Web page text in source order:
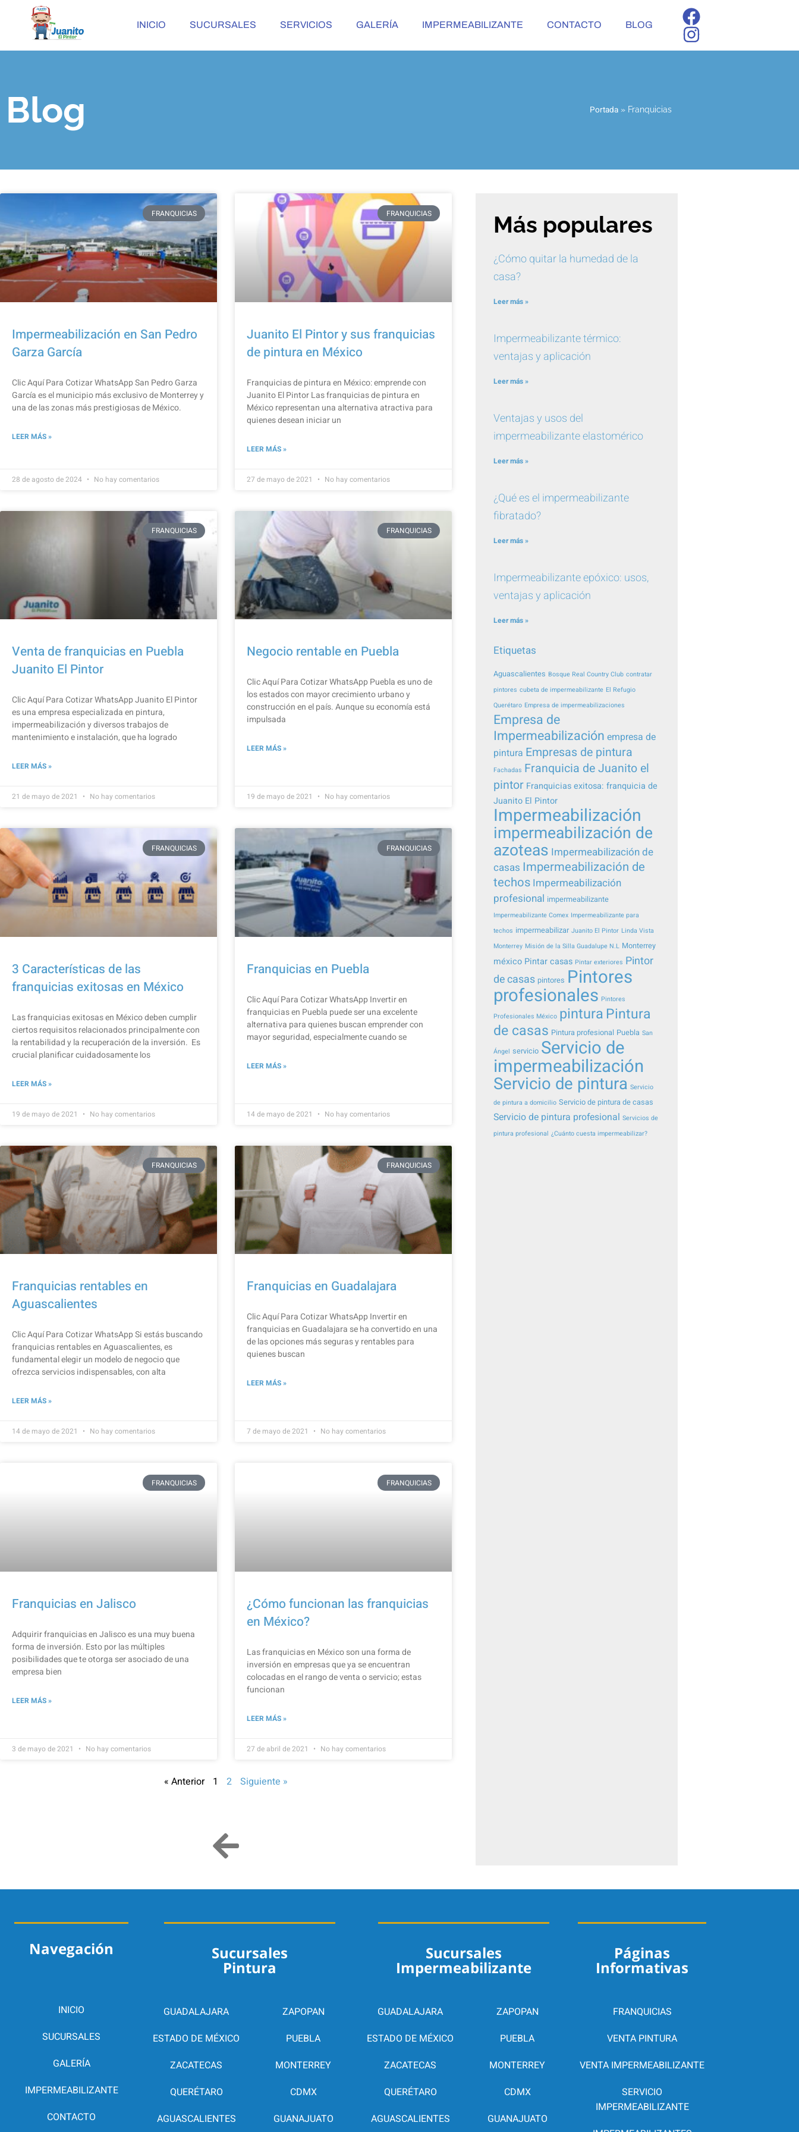
INICIO SUCURSALES SERVICIOS GALERÍA IMPERMEABILIZANTE CONTACTO BLOG
Blog Portada » Franquicias
FRANQUICIAS
Impermeabilización en San Pedro
Garza García
Clic Aquí Para Cotizar​ WhatsApp San Pedro Garza
García es el municipio más exclusivo de Monterrey y
una de las zonas más prestigiosas de México.
LEER MÁS »
28 de agosto de 2024 No hay comentarios
FRANQUICIAS
Juanito El Pintor y sus franquicias
de pintura en México
Franquicias de pintura en México: emprende con
Juanito El Pintor Las franquicias de pintura en
México representan una alternativa atractiva para
quienes desean iniciar un
LEER MÁS »
27 de mayo de 2021 No hay comentarios
FRANQUICIAS
Venta de franquicias en Puebla
Juanito El Pintor
Clic Aquí Para Cotizar​ WhatsApp Juanito El Pintor
es una empresa especializada en pintura,
impermeabilización y diversos trabajos de
mantenimiento e instalación, que ha logrado
LEER MÁS »
21 de mayo de 2021 No hay comentarios
FRANQUICIAS
Negocio rentable en Puebla
Clic Aquí Para Cotizar​ WhatsApp Puebla es uno de
los estados con mayor crecimiento urbano y
construcción en el país. Aunque su economía está
impulsada
LEER MÁS »
19 de mayo de 2021 No hay comentarios
FRANQUICIAS
3 Características de las
franquicias exitosas en México
Las franquicias exitosas en México deben cumplir
ciertos requisitos relacionados principalmente con
la rentabilidad y la recuperación de la inversión. Es
crucial planificar cuidadosamente los
LEER MÁS »
19 de mayo de 2021 No hay comentarios
FRANQUICIAS
Franquicias en Puebla
Clic Aquí Para Cotizar​ WhatsApp Invertir en
franquicias en Puebla puede ser una excelente
alternativa para quienes buscan emprender con
mayor seguridad, especialmente cuando se
LEER MÁS »
14 de mayo de 2021 No hay comentarios
FRANQUICIAS
Franquicias rentables en
Aguascalientes
Clic Aquí Para Cotizar​ WhatsApp Si estás buscando
franquicias rentables en Aguascalientes, es
fundamental elegir un modelo de negocio que
ofrezca servicios indispensables, con alta
LEER MÁS »
14 de mayo de 2021 No hay comentarios
FRANQUICIAS
Franquicias en Guadalajara
Clic Aquí Para Cotizar​ WhatsApp Invertir en
franquicias en Guadalajara se ha convertido en una
de las opciones más seguras y rentables para
quienes buscan
LEER MÁS »
7 de mayo de 2021 No hay comentarios
FRANQUICIAS
Franquicias en Jalisco
Adquirir franquicias en Jalisco es una muy buena
forma de inversión. Esto por las múltiples
posibilidades que te otorga ser asociado de una
empresa bien
LEER MÁS »
3 de mayo de 2021 No hay comentarios
FRANQUICIAS
¿Cómo funcionan las franquicias
en México?
Las franquicias en México son una forma de
inversión en empresas que ya se encuentran
colocadas en el rango de venta o servicio; estas
funcionan
LEER MÁS »
27 de abril de 2021 No hay comentarios
« Anterior 1 2 Siguiente »
Más populares
¿Cómo quitar la humedad de la
casa?
Leer más »
Impermeabilizante térmico:
ventajas y aplicación
Leer más »
Ventajas y usos del
impermeabilizante elastomérico
Leer más »
¿Qué es el impermeabilizante
fibratado?
Leer más »
Impermeabilizante epóxico: usos,
ventajas y aplicación
Leer más »
Etiquetas
Aguascalientes Bosque Real Country Club contratar
pintores cubeta de impermeabilizante El Refugio
Querétaro Empresa de impermeabilizaciones
Empresa de
Impermeabilización empresa de
pintura Empresas de pintura
Fachadas Franquicia de Juanito el
pintor Franquicias exitosa: franquicia de
Juanito El Pintor
Impermeabilización
impermeabilización de
azoteas Impermeabilización de
casas Impermeabilización de
techos Impermeabilización
profesional impermeabilizante
Impermeabilizante Comex Impermeabilizante para
techos impermeabilizar Juanito El Pintor Linda Vista
Monterrey Misión de la Silla Guadalupe N.L Monterrey
méxico Pintar casas Pintar exteriores Pintor
de casas pintores Pintores
profesionales Pintores
Profesionales México pintura Pintura
de casas Pintura profesional Puebla San
Ángel servicio Servicio de
impermeabilización
Servicio de pintura Servicio
de pintura a domicilio Servicio de pintura de casas
Servicio de pintura profesional Servicios de
pintura profesional ¿Cuánto cuesta impermeabilizar?
Navegación
INICIO
SUCURSALES
GALERÍA
IMPERMEABILIZANTE
CONTACTO
Sucursales
Pintura
GUADALAJARA
ZAPOPAN
ESTADO DE MÉXICO
PUEBLA
ZACATECAS
MONTERREY
QUERÉTARO
CDMX
AGUASCALIENTES
GUANAJUATO
Sucursales
Impermeabilizante
GUADALAJARA
ZAPOPAN
ESTADO DE MÉXICO
PUEBLA
ZACATECAS
MONTERREY
QUERÉTARO
CDMX
AGUASCALIENTES
GUANAJUATO
Páginas
Informativas
FRANQUICIAS
VENTA PINTURA
VENTA IMPERMEABILIZANTE
SERVICIO
IMPERMEABILIZANTE